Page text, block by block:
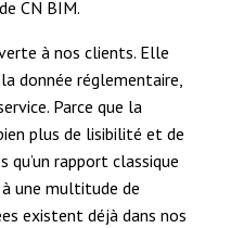
CN BIM.
à nos clients. Elle
donnée réglementaire,
Parce que la
plus de lisibilité et de
rapport classique
une multitude de
existent déjà dans nos